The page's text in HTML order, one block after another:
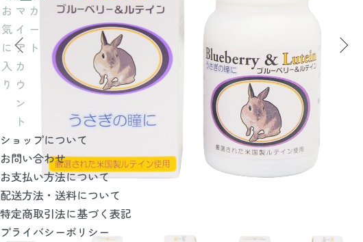
お
気
に
入
り
マ
イ
ア
カ
ウ
ン
ト
カ
ー
ト
ショップについて
お問い合わせ
お支払い方法について
配送方法・送料について
特定商取引法に基づく表記
プライバシーポリシー